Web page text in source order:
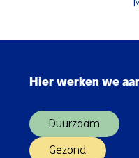
Hier werken we
Duurzaam
Gezond